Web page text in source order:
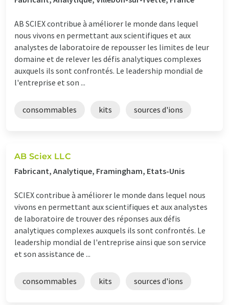
AB SCIEX contribue à améliorer le monde dans lequel
nous vivons en permettant aux scientifiques et aux
analystes de laboratoire de repousser les limites de leur
domaine et de relever les défis analytiques complexes
auxquels ils sont confrontés. Le leadership mondial de
l'entreprise et son ...
consommables kits sources d'ions
AB Sciex LLC
Fabricant, Analytique, Framingham, Etats-Unis
SCIEX contribue à améliorer le monde dans lequel nous
vivons en permettant aux scientifiques et aux analystes
de laboratoire de trouver des réponses aux défis
analytiques complexes auxquels ils sont confrontés. Le
leadership mondial de l'entreprise ainsi que son service
et son assistance de ...
consommables kits sources d'ions